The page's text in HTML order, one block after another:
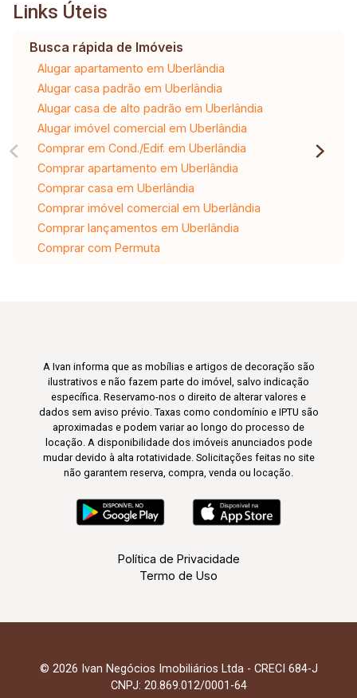
Links Úteis
Busca rápida de Imóveis
Alugar apartamento em Uberlândia
Alugar casa padrão em Uberlândia
Alugar casa de alto padrão em Uberlândia
Alugar imóvel comercial em Uberlândia
Comprar em Cond./Edif. em Uberlândia
Comprar apartamento em Uberlândia
Comprar casa em Uberlândia
Comprar imóvel comercial em Uberlândia
Comprar lançamentos em Uberlândia
Comprar com Permuta
A Ivan informa que as mobílias e artigos de decoração são
ilustrativos e não fazem parte do imóvel, salvo indicação
específica. Reservamo-nos o direito de alterar valores e
dados sem aviso prévio. Taxas como condomínio e IPTU são
aproximadas e podem variar ao longo do processo de
locação. A disponibilidade dos imóveis anunciados pode
mudar devido à alta rotatividade. Solicitações feitas no site
não garantem reserva, compra, venda ou locação.
Política de Privacidade
Termo de Uso
© 2026 Ivan Negócios Imobiliários Ltda - CRECI 684-J
CNPJ: 20.869.012/0001-64